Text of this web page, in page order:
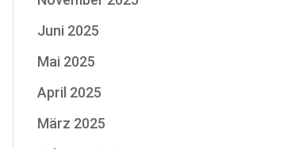
Juni 2025
Mai 2025
April 2025
März 2025